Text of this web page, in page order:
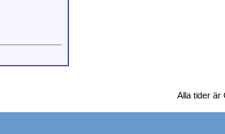
Alla tider är